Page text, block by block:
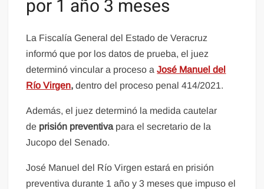
por 1 año 3 meses
La Fiscalía General del Estado de Veracruz
informó que por los datos de prueba, el juez
determinó vincular a proceso a José Manuel del
Río Virgen,dentro del proceso penal 414/2021.
Además, el juez determinó la medida cautelar
de prisión preventivapara el secretario de la
Jucopo del Senado.
José Manuel del Río Virgen estará en prisión
preventiva durante 1 año y 3 meses que impuso el